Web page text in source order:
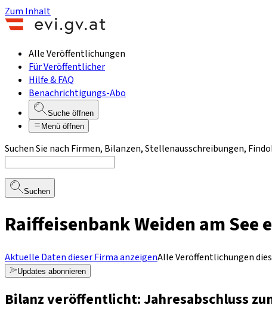
Zum Inhalt
Alle Veröffentlichungen
Für Veröffentlicher
Hilfe & FAQ
Benachrichtigungs-Abo
Suche öffnen
Menü öffnen
Suchen Sie nach Firmen, Bilanzen, Stellenausschreibungen,
Suchen
Raiffeisenbank Weiden am See
Aktuelle Daten dieser Firma anzeigenAlle Veröffentlichungen
Updates abonnieren
Bilanz veröffentlicht: Jahresabschluss